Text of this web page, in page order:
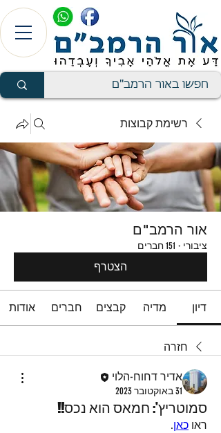
רשימת קבוצות
אור הרמב"ם
ציבורי · 151 חברים
הצטרף
דיון מדיה קבצים חברים אודות
חזרה
אדיר דחוח-הלוי
31 באוקטובר 2023
סמוטריץ': חמאס הוא נכס!!
ראו כאן.